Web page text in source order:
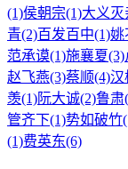
(1)侯朝宗(1)大义灭
青(2)百发百中(1)姚
范承谟(1)施襄夏(3)
赵飞燕(3)蔡顺(4)汉
羡(1)阮大诚(2)鲁肃
管齐下(1)势如破竹
(1)费英东(6)